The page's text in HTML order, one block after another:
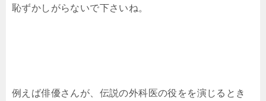
恥ずかしがらないで下さいね。
例えば俳優さんが、伝説の外科医の役をを演じるとき